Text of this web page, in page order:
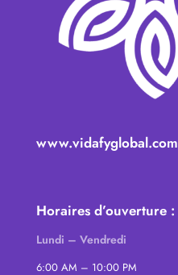
www.vidafyglobal.com
Horaires d’ouverture :
Lundi – Vendredi
6:00 AM – 10:00 PM